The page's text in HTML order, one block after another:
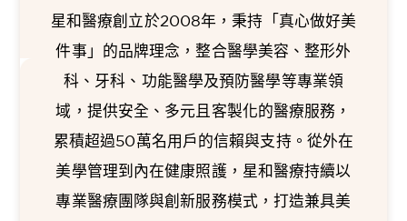
星和醫療創立於2008年，秉持「真心做好美
件事」的品牌理念，整合醫學美容、整形外
科、牙科、功能醫學及預防醫學等專業領
域，提供安全、多元且客製化的醫療服務，
累積超過50萬名用戶的信賴與支持。從外在
美學管理到內在健康照護，星和醫療持續以
專業醫療團隊與創新服務模式，打造兼具美